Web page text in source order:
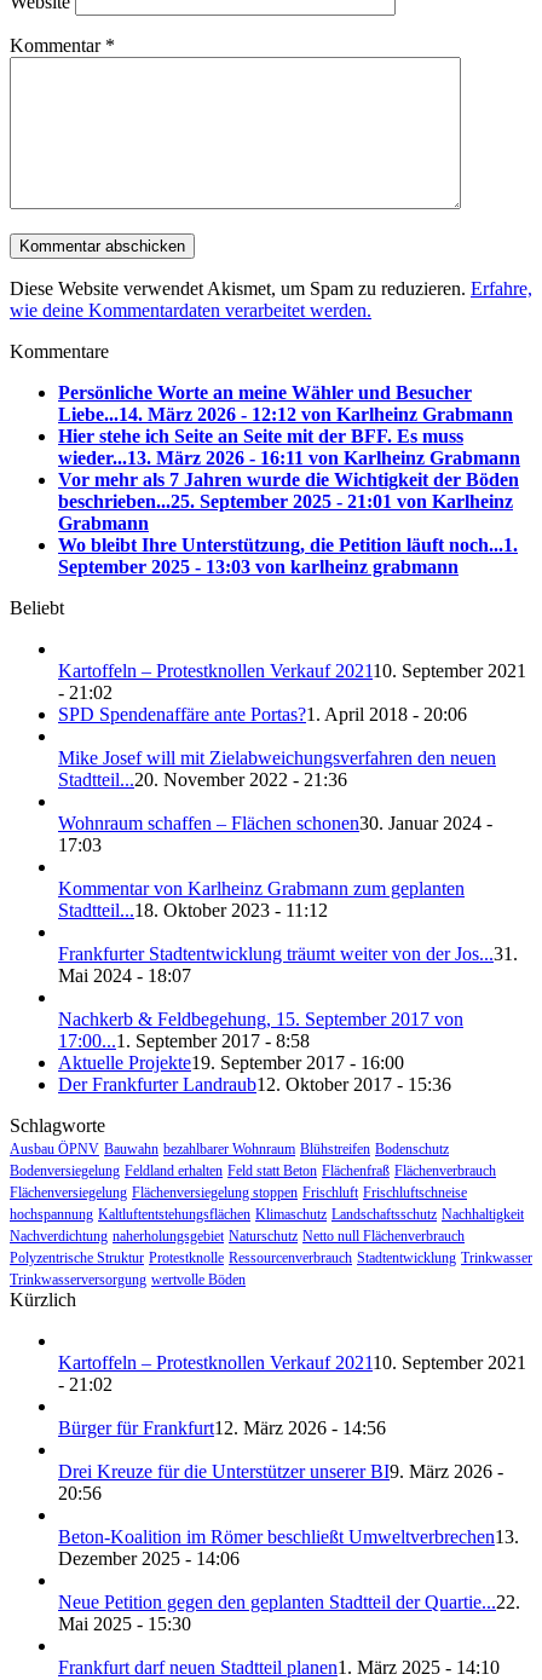
Kommentar *
Diese Website verwendet Akismet, um Spam zu reduzieren. Erfahre,
wie deine Kommentardaten verarbeitet werden.
Kommentare
Persönliche Worte an meine Wähler und Besucher
Liebe...14. März 2026 - 12:12 von Karlheinz Grabmann
Hier stehe ich Seite an Seite mit der BFF. Es muss
wieder...13. März 2026 - 16:11 von Karlheinz Grabmann
Vor mehr als 7 Jahren wurde die Wichtigkeit der Böden
beschrieben...25. September 2025 - 21:01 von Karlheinz
Grabmann
Wo bleibt Ihre Unterstützung, die Petition läuft noch...1.
September 2025 - 13:03 von karlheinz grabmann
Beliebt
Kartoffeln – Protestknollen Verkauf 202110. September 2021
- 21:02
SPD Spendenaffäre ante Portas?1. April 2018 - 20:06
Mike Josef will mit Zielabweichungsverfahren den neuen
Stadtteil...20. November 2022 - 21:36
Wohnraum schaffen – Flächen schonen30. Januar 2024 -
17:03
Kommentar von Karlheinz Grabmann zum geplanten
Stadtteil...18. Oktober 2023 - 11:12
Frankfurter Stadtentwicklung träumt weiter von der Jos...31.
Mai 2024 - 18:07
Nachkerb & Feldbegehung, 15. September 2017 von
17:00...1. September 2017 - 8:58
Aktuelle Projekte19. September 2017 - 16:00
Der Frankfurter Landraub12. Oktober 2017 - 15:36
Schlagworte
Ausbau ÖPNV Bauwahn bezahlbarer Wohnraum Blühstreifen Bodenschutz
Bodenversiegelung Feldland erhalten Feld statt Beton Flächenfraß Flächenverbrauch
Flächenversiegelung Flächenversiegelung stoppen Frischluft Frischluftschneise
hochspannung Kaltluftentstehungsflächen Klimaschutz Landschaftsschutz Nachhaltigkeit
Nachverdichtung naherholungsgebiet Naturschutz Netto null Flächenverbrauch
Polyzentrische Struktur Protestknolle Ressourcenverbrauch Stadtentwicklung Trinkwasser
Trinkwasserversorgung wertvolle Böden
Kürzlich
Kartoffeln – Protestknollen Verkauf 202110. September 2021
- 21:02
Bürger für Frankfurt12. März 2026 - 14:56
Drei Kreuze für die Unterstützer unserer BI9. März 2026 -
20:56
Beton-Koalition im Römer beschließt Umweltverbrechen13.
Dezember 2025 - 14:06
Neue Petition gegen den geplanten Stadtteil der Quartie...22.
Mai 2025 - 15:30
Frankfurt darf neuen Stadtteil planen1. März 2025 - 14:10